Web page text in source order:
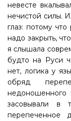
невесте
нечистой силы.
глаз: потому
надо закрыть,
я слышала
будто на Руси
нет, логика у
обряд
недоношенного
засовывали в